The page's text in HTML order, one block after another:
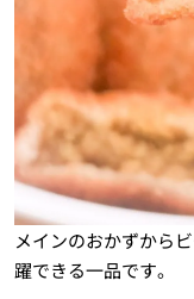
メインのおかずから
躍できる一品です。